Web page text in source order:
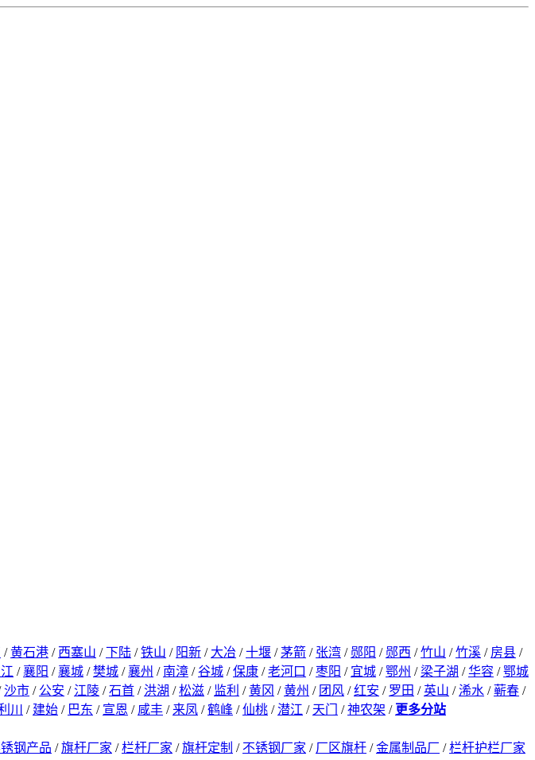
/黄石港 / 西塞山 /下陆 /铁山 / 阳新 / 大冶 /十堰 /茅箭 / 张湾 / 郧阳 / 郧西 /竹山 /竹溪 / 房县 /
/襄阳 /襄城 /樊城 /襄州 / 南漳 /谷城 /保康 /老河口 /枣阳 / 宜城 /鄂州 / 梁子湖 /华容 /鄂城
沙市 / 公安 / 江陵 /石首 / 洪湖 /松滋 / 监利 /黄冈 /黄州 / 团风 /红安 / 罗田 / 英山 /浠水 /蕲春 /
川 / 建始 / 巴东 / 宣恩 / 咸丰 / 来凤 /鹤峰 /仙桃 /潜江 / 天门 /神农架 / 更多分站
钢产品 /旗杆厂家 /栏杆厂家 /旗杆定制 / 不锈钢厂家 / 厂区旗杆 /金属制品厂 /栏杆护栏厂家